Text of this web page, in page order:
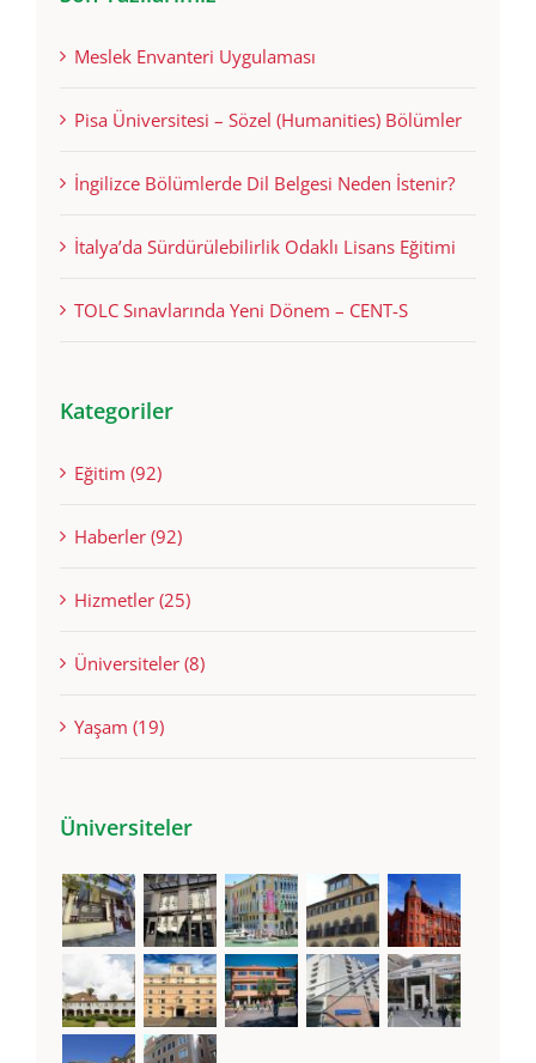
Son Yazılarımız
Meslek Envanteri Uygulaması
Pisa Üniversitesi – Sözel (Humanities) Bölümler
İngilizce Bölümlerde Dil Belgesi Neden İstenir?
İtalya’da Sürdürülebilirlik Odaklı Lisans Eğitimi
TOLC Sınavlarında Yeni Dönem – CENT-S
Kategoriler
Eğitim (92)
Haberler (92)
Hizmetler (25)
Üniversiteler (8)
Yaşam (19)
Üniversiteler